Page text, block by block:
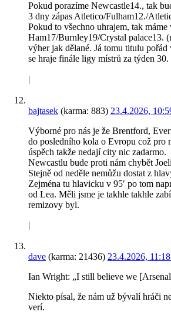
Pokud porazíme Newcastle14., tak
3 dny zápas Atletico/Fulham12./
Pokud to všechno uhrajem, tak
Ham17/Burnley19/Crystal palace13.
výher jak dělané. Já tomu titulu
se hraje finále ligy místrů za týden 30.
|
bajtasek (karma: 883) 23.4.2026,
Výborné pro nás je že Brentford,
do posledního kola o Evropu což pro
úspěch takže nedají city nic zadarmo.
Newcastlu bude proti nám chybět
Stejně od neděle nemůžu dostat z
Zejména tu hlavicku v 95′ po tom
od Lea. Měli jsme je takhle takhle
remizovy byl.
|
dave (karma: 21436) 23.4.2026, 11:18
Ian Wright: „I still believe we
Niekto písal, že nám už bývalí hráči
verí.